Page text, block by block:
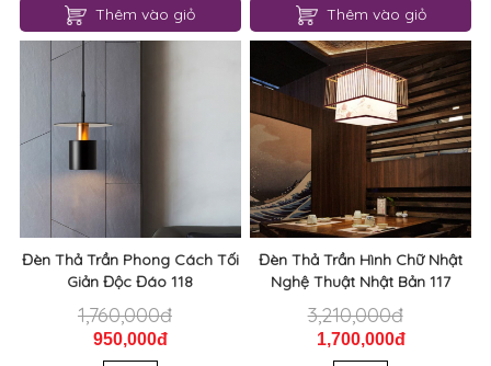
Thêm vào giỏ Thêm vào giỏ
Đèn Thả Trần Phong Cách Tối
Giản Độc Đáo 118
1,760,000đ
950,000đ
Đèn Thả Trần Hình Chữ Nhật
Nghệ Thuật Nhật Bản 117
3,210,000đ
1,700,000đ